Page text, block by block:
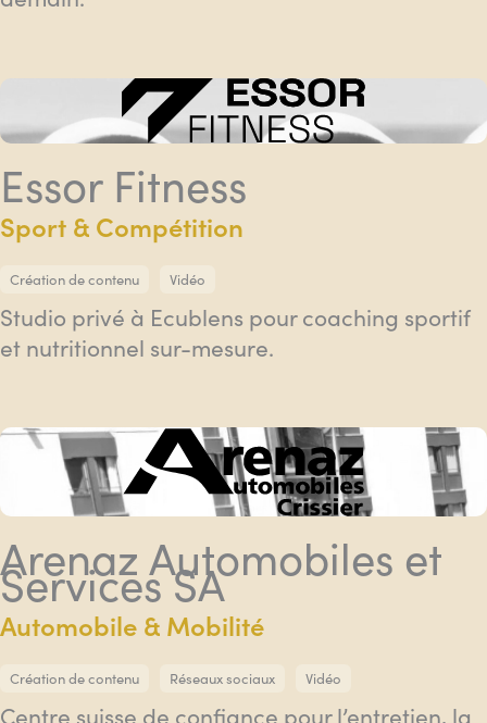
Essor Fitness
Sport & Compétition
Création de contenu Vidéo
Studio privé à Ecublens pour coaching sportif
et nutritionnel sur-mesure.
Arenaz Automobiles et
Services SA
Automobile & Mobilité
Création de contenu Réseaux sociaux Vidéo
Centre suisse de confiance pour l’entretien, la